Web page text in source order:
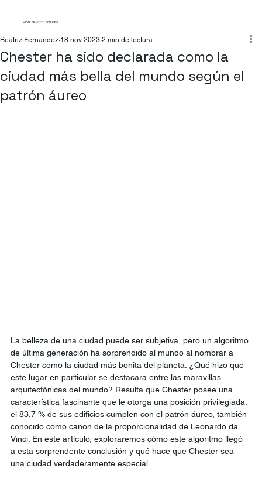
VIVA NORTE TOURS!
Chester ha sido declarada como la
ciudad más bella del mundo según el
patrón áureo
Beatriz Fernandez 18 nov 2023 2 min de lectura
La belleza de una ciudad puede ser subjetiva, pero un algoritmo
de última generación ha sorprendido al mundo al nombrar a
Chester como la ciudad más bonita del planeta. ¿Qué hizo que
este lugar en particular se destacara entre las maravillas
arquitectónicas del mundo? Resulta que Chester posee una
característica fascinante que le otorga una posición privilegiada:
el 83,7 % de sus edificios cumplen con el patrón áureo, también
conocido como canon de la proporcionalidad de Leonardo da
Vinci. En este artículo, exploraremos cómo este algoritmo llegó
a esta sorprendente conclusión y qué hace que Chester sea
una ciudad verdaderamente especial.